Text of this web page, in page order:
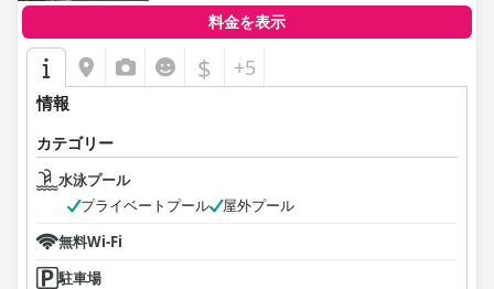
料金を表示
$ +5
情報
カテゴリー
水泳プール
プライベートプール
屋外プール
無料Wi-Fi
駐車場